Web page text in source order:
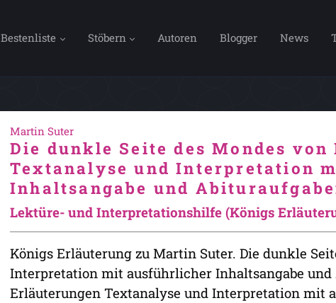
Bestenliste Stöbern Autoren Blogger News
Martin Suter
Die dunkle Seite des Mondes
Textanalyse und Interpretation
Inhaltsangabe und
Lektüre- und Interpretationshilfe (Königs
Königs Erläuterung zu Martin Suter. Die dunkle
Interpretation mit ausführlicher Inhaltsangabe und
Erläuterungen Textanalyse und Interpretation mit